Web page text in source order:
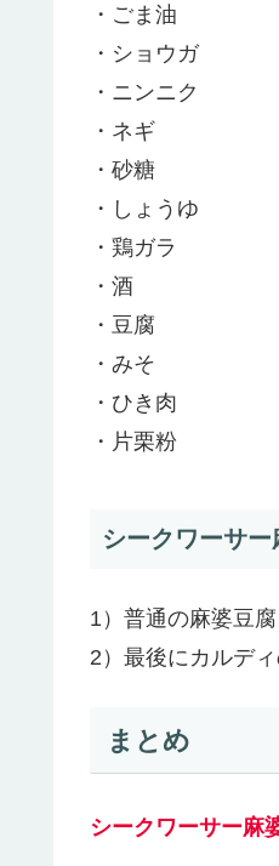
・ごま油
・ショウガ
・ニンニク
・ネギ
・砂糖
・しょうゆ
・鶏ガラ
・酒
・豆腐
・みそ
・ひき肉
・片栗粉
シークワーサ
1）普通の麻婆豆腐
2）最後にカルデ
まとめ
シークワーサー麻